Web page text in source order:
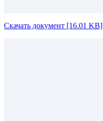
Скачать документ [16.01 KB]